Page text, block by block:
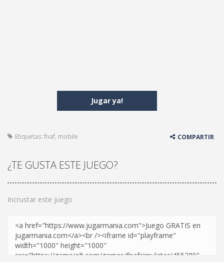
Jugar ya!
Etiquetas: fnaf, mobile COMPARTIR
¿TE GUSTA ESTE JUEGO?
Incrustar este juego